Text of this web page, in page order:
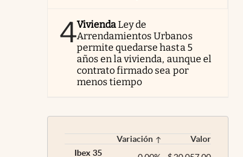
4ViviendaLey de
Arrendamientos Urbanos
permite quedarse hasta 5
años en la vivienda, aunque el
contrato firmado sea por
menos tiempo
Variación
Valor
Ibex 35